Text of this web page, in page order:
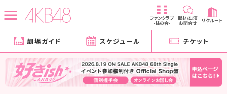
ファンクラブ
-柱の会-
取材/出演
お問合せ リクルート
劇場ガイド スケジュール チケット